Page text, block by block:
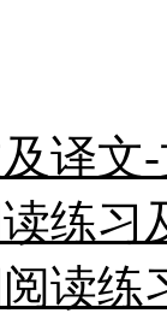
译文
练习
读练